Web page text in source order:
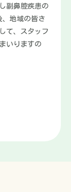
副鼻腔疾患の
地域の皆さ
て、スタッフ
いりますの